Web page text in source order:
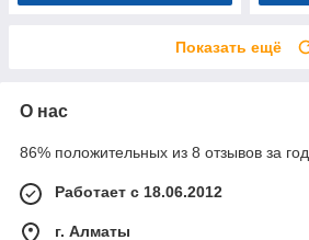
Показать ещё
О нас
86% положительных из 8 отзывов за год
Работает с 18.06.2012
г. Алматы